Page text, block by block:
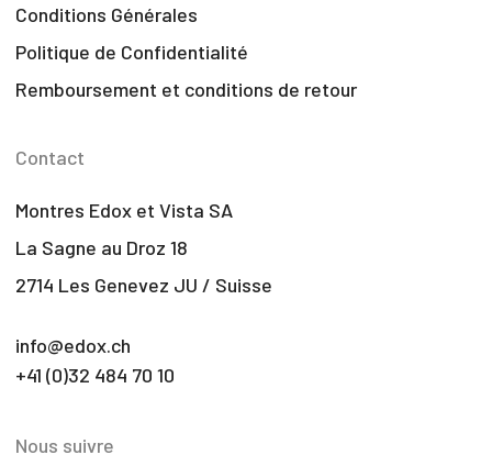
Conditions Générales
Politique de Confidentialité
Remboursement et conditions de retour
Contact
Montres Edox et Vista SA
La Sagne au Droz 18
2714 Les Genevez JU / Suisse
info@edox.ch
+41 (0)32 484 70 10
Nous suivre